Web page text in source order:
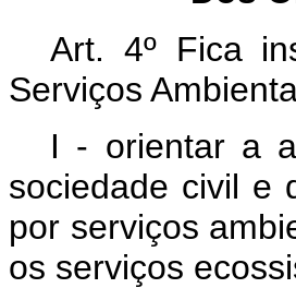
Art. 4º Fica
Serviços
I - orientar a
sociedade civil e
por serviços
os serviços